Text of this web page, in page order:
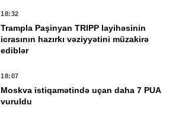
18:32
Trampla Paşinyan TRIPP layihəsinin
icrasının hazırkı vəziyyətini müzakirə
ediblər
18:07
Moskva istiqamətində uçan daha 7 PUA
vuruldu